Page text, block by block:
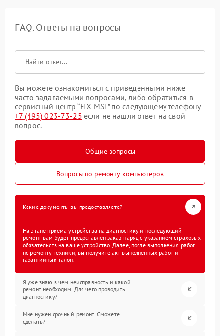
FAQ. Ответы на вопросы
Вы можете ознакомиться с приведенными ниже
часто задаваемыми вопросами, либо обратиться в
сервисный центр “FIX-MSI” по следующему телефону
+7 (495) 023-73-25 если не нашли ответ на свой
вопрос.
Общие вопросы
Вопросы по ремонту компьютеров
Какие документы вы предоставляете?
На этапе приема устройства на диагностику и последующий
ремонт вам будет предоставлен заказ-наряд с указанием страховых
обязательств на ваше устройство. Далее, после выполнения работ
по ремонту техники, вы получите акт выполненных работ и
гарантийный талон.
Я уже знаю в чем неисправность и какой
ремонт необходим. Для чего проводить
диагностику?
Мне нужен срочный ремонт. Сможете
сделать?